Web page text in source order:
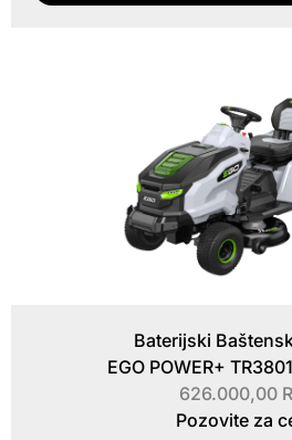
Baterijski
EGO POWER+
626.000,00
Pozovite za